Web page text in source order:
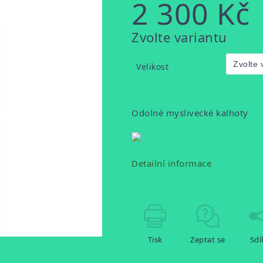
2 300 Kč
Měrná
Zvolte variantu
Velikost
Odolné myslivecké kalhoty
Detailní informace
Tisk Zeptat se